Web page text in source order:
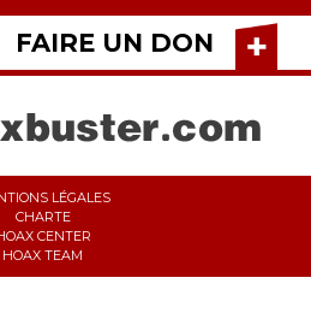
FAIRE UN DON
LÉGALES
CHARTE
CENTER
HOAX TEAM